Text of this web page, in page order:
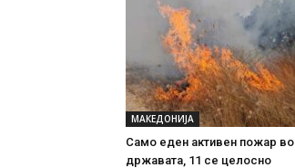
МАКЕДОНИЈА
Само еден активен пожар во
државата, 11 се целосно